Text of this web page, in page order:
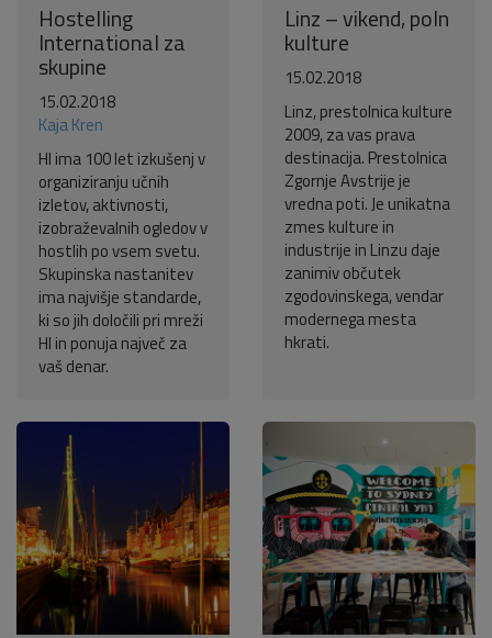
Hostelling
International za
skupine
15.02.2018
Kaja Kren
HI ima 100 let izkušenj v
organiziranju učnih
izletov, aktivnosti,
izobraževalnih ogledov v
hostlih po vsem svetu.
Skupinska nastanitev
ima najvišje standarde,
ki so jih določili pri mreži
HI in ponuja največ za
vaš denar.
Linz – vikend, poln
kulture
15.02.2018
Linz, prestolnica kulture
2009, za vas prava
destinacija. Prestolnica
Zgornje Avstrije je
vredna poti. Je unikatna
zmes kulture in
industrije in Linzu daje
zanimiv občutek
zgodovinskega, vendar
modernega mesta
hkrati.